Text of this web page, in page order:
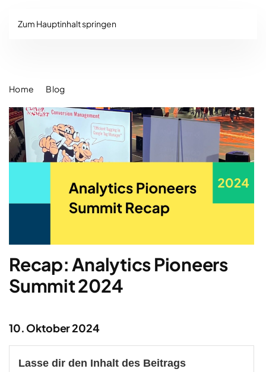
Zum Hauptinhalt springen
Home Blog
Recap: Analytics Pioneers
Summit 2024
10. Oktober 2024
Lasse dir den Inhalt des Beitrags